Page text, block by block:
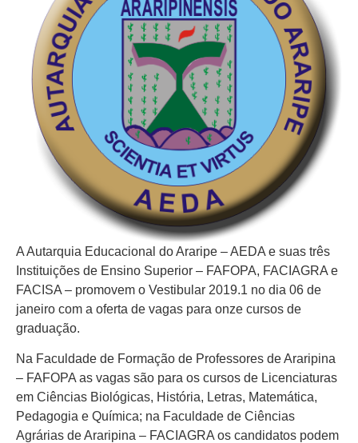
A Autarquia Educacional do Araripe – AEDA e suas três
Instituições de Ensino Superior – FAFOPA, FACIAGRA e
FACISA – promovem o Vestibular 2019.1 no dia 06 de
janeiro com a oferta de vagas para onze cursos de
graduação.
Na Faculdade de Formação de Professores de Araripina
– FAFOPA as vagas são para os cursos de Licenciaturas
em Ciências Biológicas, História, Letras, Matemática,
Pedagogia e Química; na Faculdade de Ciências
Agrárias de Araripina – FACIAGRA os candidatos podem